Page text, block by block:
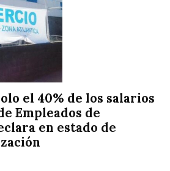
el 40% de los salarios
Empleados de
en estado de